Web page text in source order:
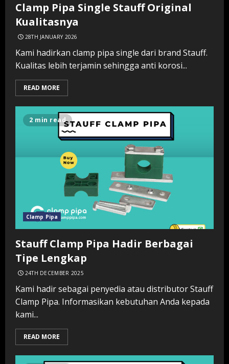
Clamp Pipa Single Stauff Original
Kualitasnya
28TH JANUARY 2026
Kami hadirkan clamp pipa single dari brand Stauff.
Kualitas lebih terjamin sehingga anti korosi...
READ MORE
2 min read
Clamp Pipa
Stauff Clamp Pipa Hadir Berbagai
Tipe Lengkap
24TH DECEMBER 2025
Kami hadir sebagai penyedia atau distributor Stauff
Clamp Pipa. Informasikan kebutuhan Anda kepada
kami...
READ MORE